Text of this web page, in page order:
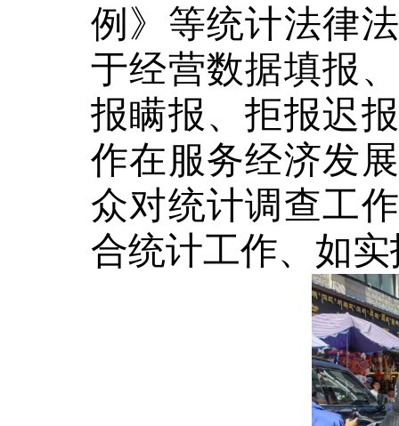
例》等统计法律
于经营数据填报
报瞒报、拒报迟
作在服务经济发
众对统计调查工
合统计工作、如